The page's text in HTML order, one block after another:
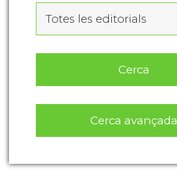
Totes les editorials
Cerca
Cerca avançada